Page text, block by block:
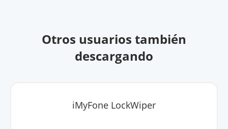
Otros usuarios también
descargando
iMyFone LockWiper